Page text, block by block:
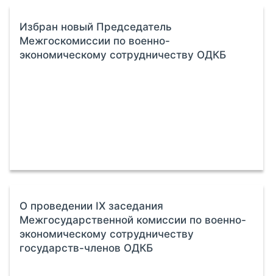
Избран новый Председатель
Межгоскомиссии по военно-
экономическому сотрудничеству ОДКБ
О проведении IX заседания
Межгосударственной комиссии по военно-
экономическому сотрудничеству
государств-членов ОДКБ